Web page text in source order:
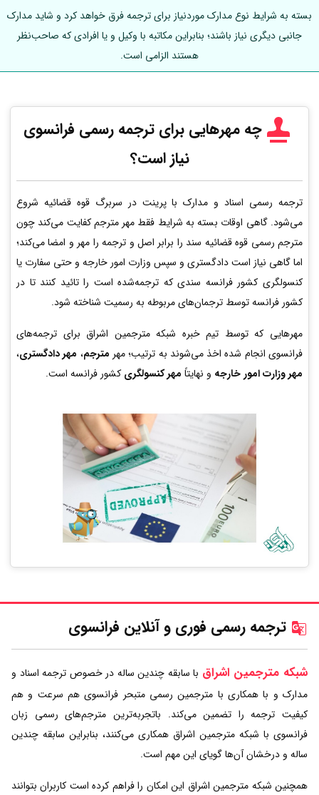
بسته به شرایط نوع مدارک موردنیاز برای ترجمه فرق خواهد کرد و شاید مدارک
جانبی دیگری نیاز باشند؛ بنابراین مکاتبه با وکیل و یا افرادی که صاحب‌نظر
هستند الزامی است.
چه مهرهایی برای ترجمه رسمی فرانسوی
نیاز است؟
ترجمه رسمی اسناد و مدارک با پرینت در سربرگ قوه قضائیه شروع
می‌شود. گاهی اوقات بسته به شرایط فقط مهر مترجم کفایت می‌کند چون
مترجم رسمی قوه قضائیه سند را برابر اصل و ترجمه را مهر و امضا می‌کند؛
اما گاهی نیاز است دادگستری و سپس وزارت امور خارجه و حتی سفارت یا
کنسولگری کشور فرانسه سندی که ترجمه‌شده است را تائید کنند تا در
کشور فرانسه توسط ترجمان‌های مربوطه به رسمیت شناخته شود.
مهرهایی که توسط تیم خبره شبکه مترجمین اشراق برای ترجمه‌های
فرانسوی انجام شده اخذ می‌شوند به ترتیب؛ مهر مترجم، مهر دادگستری،
مهر وزارت امور خارجه و نهایتاً مهر کنسولگری کشور فرانسه است.
ترجمه رسمی فوری و آنلاین فرانسوی
شبکه مترجمین اشراق با سابقه چندین ساله در خصوص ترجمه اسناد و
مدارک و با همکاری با مترجمین رسمی متبحر فرانسوی هم سرعت و هم
کیفیت ترجمه را تضمین می‌کند. باتجربه‌ترین مترجم‌های رسمی زبان
فرانسوی با شبکه مترجمین اشراق همکاری می‌کنند، بنابراین سابقه چندین
ساله و درخشان آن‌ها گویای این مهم است.
همچنین شبکه مترجمین اشراق این امکان را فراهم کرده است کاربران بتوانند